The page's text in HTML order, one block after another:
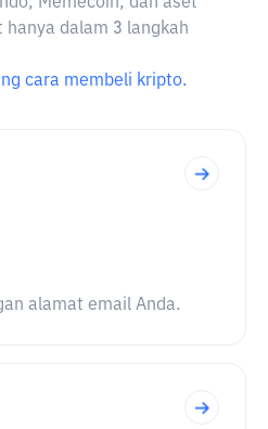
dalam 3 langkah
cara membeli kripto.
alamat email Anda.